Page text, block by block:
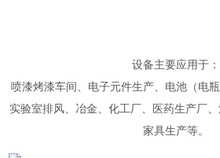
设备主要应用于：
喷漆烤漆车间、电子元件生产、电池（电
实验室排风、冶金、化工厂、医药生产厂、
家具生产等。